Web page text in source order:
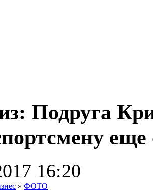
Подруга
еще
16:20
» ФОТО